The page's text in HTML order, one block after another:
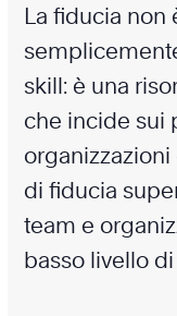
La fiducia non
skill: è una
che incide sui
di fiducia
team e
basso livello